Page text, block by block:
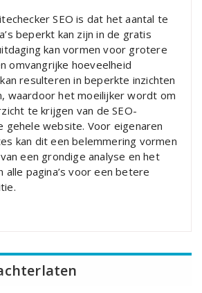
SEO is dat het aantal te
beperkt kan zijn in de gratis
kan vormen voor grotere
omvangrijke hoeveelheid
resulteren in beperkte inzichten
waardoor het moeilijker wordt om
te krijgen van de SEO-
gehele website. Voor eigenaren
kan dit een belemmering vormen
een grondige analyse en het
alle pagina’s voor een betere